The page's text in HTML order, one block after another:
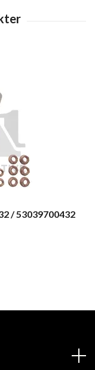
/ 53039700432